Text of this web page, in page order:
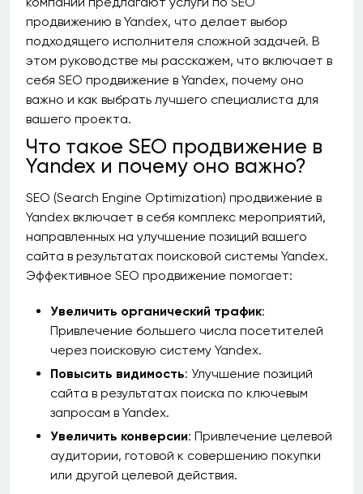
продвижению в Yandex, что делает выбор
подходящего исполнителя сложной задачей. В
этом руководстве мы расскажем, что включает в
себя SEO продвижение в Yandex, почему оно
важно и как выбрать лучшего специалиста для
вашего проекта.
Что такое SEO продвижение в
Yandex и почему оно важно?
SEO (Search Engine Optimization) продвижение в
Yandex включает в себя комплекс мероприятий,
направленных на улучшение позиций вашего
сайта в результатах поисковой системы Yandex.
Эффективное SEO продвижение помогает:
Увеличить органический трафик:
Привлечение большего числа посетителей
через поисковую систему Yandex.
Повысить видимость: Улучшение позиций
сайта в результатах поиска по ключевым
запросам в Yandex.
Увеличить конверсии: Привлечение целевой
аудитории, готовой к совершению покупки
или другой целевой действия.